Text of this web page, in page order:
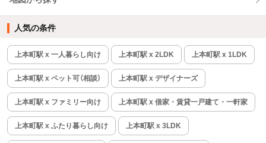
人気の条件
上本町駅 x 一人暮らし向け 上本町駅 x 2LDK 上本町駅 x 1LDK
上本町駅 x ペット可（相談） 上本町駅 x デザイナーズ
上本町駅 x ファミリー向け 上本町駅 x 借家・賃貸一戸建て・一軒家
上本町駅 x ふたり暮らし向け 上本町駅 x 3LDK